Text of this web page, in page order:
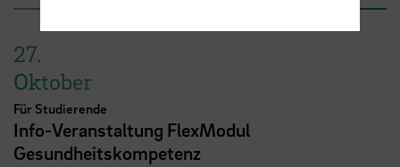
27.
Oktober
Für Studierende
Info-Veranstaltung FlexModul
Gesundheitskompetenz